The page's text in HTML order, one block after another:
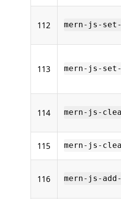
112 mern-js-
113 mern-js-
114 mern-js-
115 mern-js-
116 mern-js-